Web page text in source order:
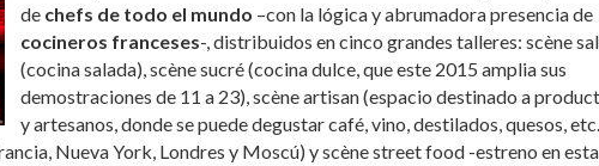
de chefs de todo el mundo –con la lógica y abrumadora presencia de
cocineros franceses-, distribuidos en cinco grandes talleres: scène
(cocina salada), scène sucré (cocina dulce, que este 2015 amplia sus
demostraciones de 11 a 23), scène artisan (espacio destinado a
y artesanos, donde se puede degustar café, vino, destilados, quesos,
Nueva York, Londres y Moscú) y scène street food -estreno en